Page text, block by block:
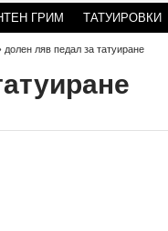
ГРИМ ТАТУИРОВКИ
долен ляв педал за татуиране